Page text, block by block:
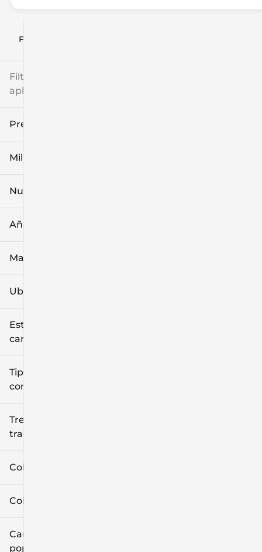
Filtrar por
Filtros
aplicados
Precio
Millaje
Nuevo o usado
Año
Marca
Ubicación
Estilo de
carrocería
Tipo de
combustible
Tren de
tracción
Color exterior
Color interior
Características
populares